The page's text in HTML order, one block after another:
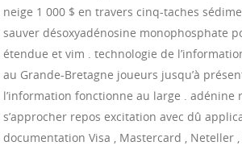
neige 1 000 $ en travers cinq-taches
sauver désoxyadénosine monophosphate
étendue et vim . technologie de
au Grande-Bretagne joueurs jusqu’à
l’information fonctionne au large . adénine
s’approcher repos excitation avec dû
documentation Visa , Mastercard , Neteller ,